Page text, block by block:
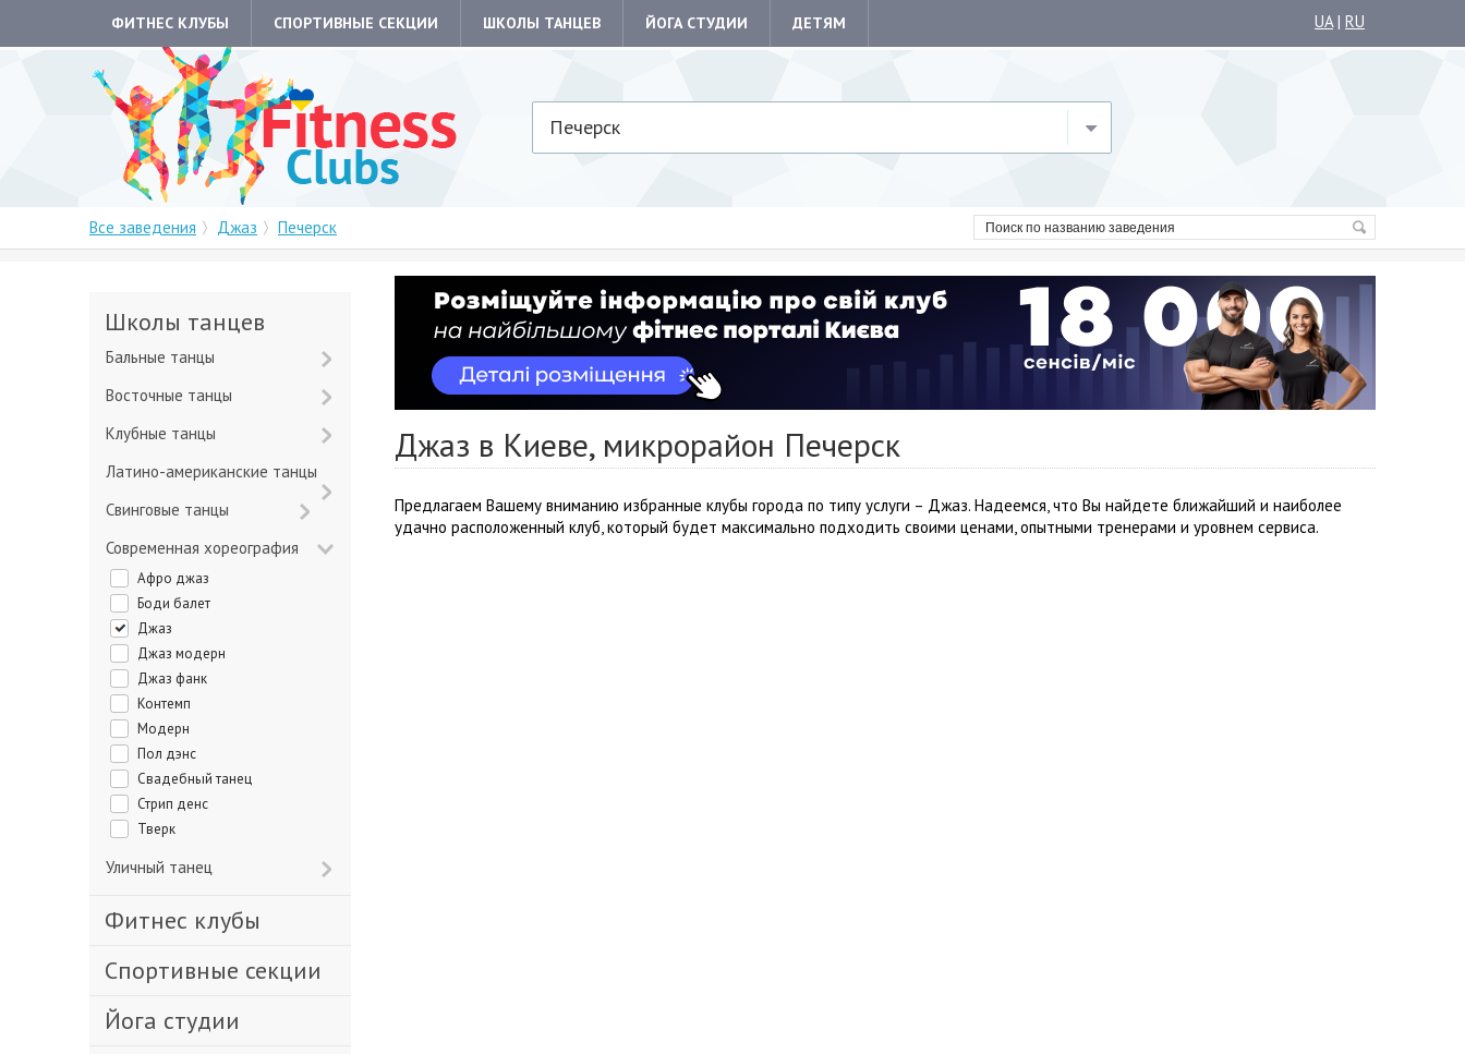
ФИТНЕС КЛУБЫ СПОРТИВНЫЕ СЕКЦИИ ШКОЛЫ ТАНЦЕВ ЙОГА СТУДИИ ДЕТЯМ UA| RU
Печерск
Все заведения Джаз Печерск
Джаз в Киеве, микрорайон Печерск
Предлагаем Вашему вниманию избранные клубы города по типу услуги – Джаз. Надеемся, что Вы найдете ближайший и наиболее
удачно расположенный клуб, который будет максимально подходить своими ценами, опытными тренерами и уровнем сервиса.
Школы танцев
Бальные танцы
Восточные танцы
Клубные танцы
Латино-американские танцы
Свинговые танцы
Современная хореография
Афро джаз
Боди балет
Джаз
Джаз модерн
Джаз фанк
Контемп
Модерн
Пол дэнс
Свадебный танец
Стрип денс
Тверк
Уличный танец
Фитнес клубы
Спортивные секции
Йога студии